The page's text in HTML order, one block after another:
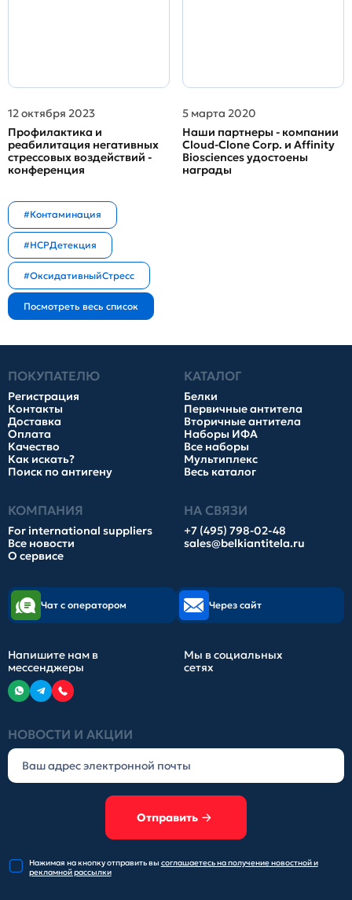
12 октября 2023
Профилактика и
реабилитация негативных
стрессовых воздействий -
конференция
5 марта 2020
Наши партнеры - компании
Cloud-Clone Corp. и Affinity
Biosciences удостоены
награды
#Контаминация
#HCPДетекция
#ОксидативныйСтресс
ПОКУПАТЕЛЮ
Регистрация
Контакты
Доставка
Оплата
Качество
Как искать?
Поиск по антигену
КАТАЛОГ
Белки
Первичные антитела
Вторичные антитела
Наборы ИФА
Все наборы
Мультиплекс
Весь каталог
КОМПАНИЯ
For international suppliers
Все новости
О сервисе
НА СВЯЗИ
+7 (495) 798-02-48
sales@belkiantitela.ru
НОВОСТИ И АКЦИИ
Отправить
Нажимая на кнопку отправитьвы соглашаетесь на получениеновостной и
рекламной рассылки
Чат с оператором Через сайт
Напишите нам в
мессенджеры
Мы в социальных
сетях